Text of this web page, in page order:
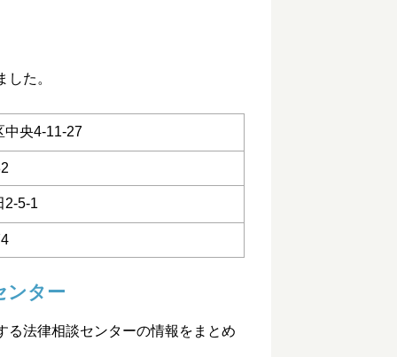
た。
中央4-11-27
2-5-1
ンター
る法律相談センターの情報をまとめ